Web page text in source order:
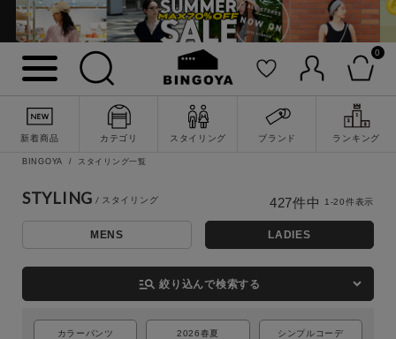
0
新着商品 カテゴリ スタイリング ブランド ランキング
詳細検索
BINGOYA スタイリング一覧
STYLING
MENS LADIES
manage_search 絞り込んで検索する
カラーパンツ 2026春夏 シンプルコーデ
427件中 1-20件表示